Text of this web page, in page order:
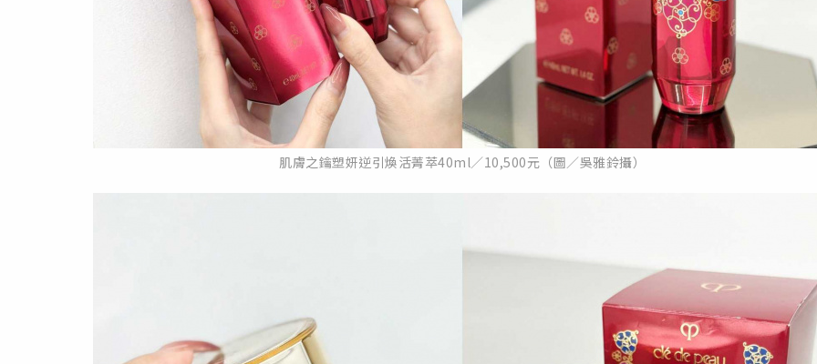
肌膚之鑰塑妍逆引煥活菁萃40ml／10,500元（圖／吳雅鈴攝）